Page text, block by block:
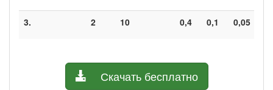
3. 2 10 0,4 0,1 0,05
Скачать бесплатно